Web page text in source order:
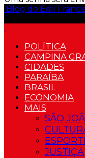
Blog do Edil Francis
POLÍTICA
CAMPINA
CIDADES
PARAÍBA
BRASIL
ECONOMIA
MAIS
SÃO
JUSTIÇA